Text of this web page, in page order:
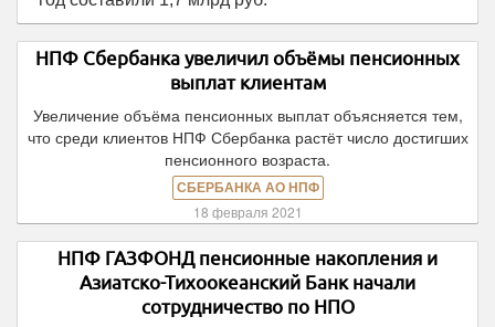
НПФ Сбербанка увеличил объёмы пенсионных
выплат клиентам
Увеличение объёма пенсионных выплат объясняется тем,
что среди клиентов НПФ Сбербанка растёт число достигших
пенсионного возраста.
СБЕРБАНКА АО НПФ
18 февраля 2021
НПФ ГАЗФОНД пенсионные накопления и
Азиатско-Тихоокеанский Банк начали
сотрудничество по НПО